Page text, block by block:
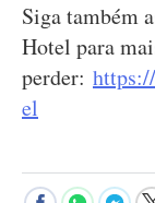
Siga também
Hotel para
perder:
el